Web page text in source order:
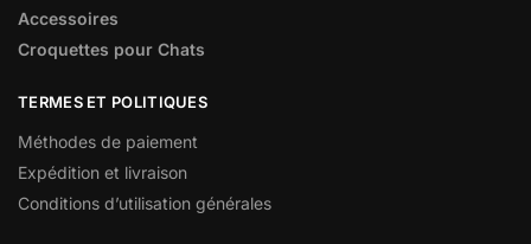
Accessoires
Croquettes pour Chats
TERMES ET POLITIQUES
Méthodes de paiement
Expédition et livraison
Conditions d’utilisation générales